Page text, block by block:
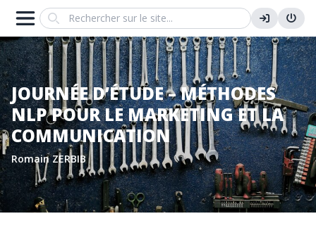
Search
JOURNÉE D’ÉTUDE – MÉTHODES
NLP POUR LE MARKETING ET LA
COMMUNICATION
Romain ZERBIB